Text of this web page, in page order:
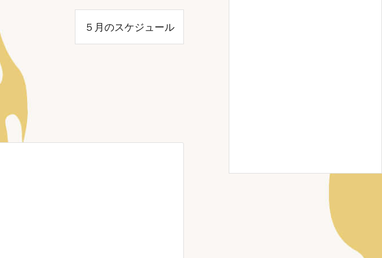
５月のスケジュール